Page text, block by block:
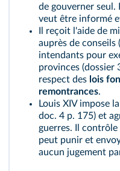
de gouverner seul.
veut être informé
Il reçoit l'aide de
auprès de conseils (
intendants pour
provinces (dossier
respect des lois
remontrances.
Louis XIV impose
doc. 4 p. 175) et
guerres. Il
peut punir et
aucun jugement